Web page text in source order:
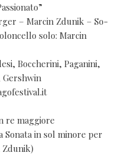
– Marcin Zdunik – So-
solo: Marcin
Boccherini, Paganini,
re maggiore
Sonata in sol minore per
Zdunik)